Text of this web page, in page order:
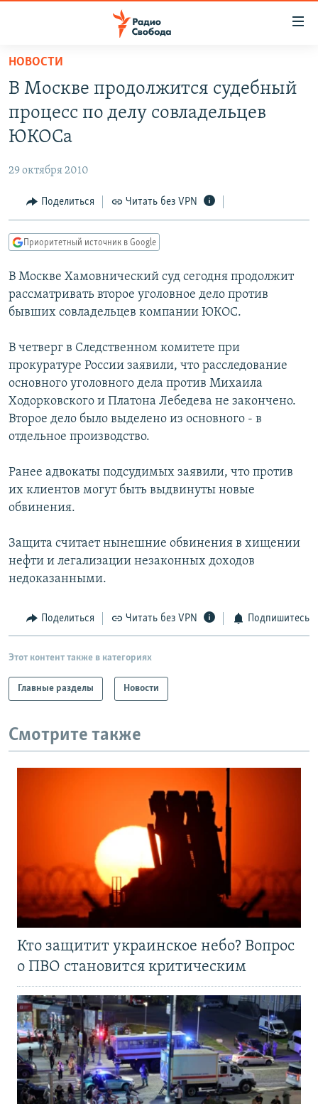
упрощенного
доступа
основному
Вернутся
Вернутся
поиску
АВТОРСКИЕ ПРОЕКТЫ
МНЕНИЯ
КУЛЬТУРА
КАВКАЗ.РЕАЛИИ
СЕВЕР.РЕАЛИИ
СИБИРЬ.РЕАЛИИ
ПОДПИШИТЕСЬ НА РАССЫЛКУ
СОЦИАЛЬНЫЕ СЕТИ
Все сайты РСЕ/РС
НОВОСТИ
В Москве продолжится судебный
процесс по делу совладельцев
ЮКОСа
29 октября 2010
Поделиться Читать без VPN
Приоритетный источник в Google
В Москве Хамовнический суд сегодня продолжит
рассматривать второе уголовное дело против
бывших совладельцев компании ЮКОС.
В четверг в Cледственном комитете при
прокуратуре России заявили, что расследование
основного уголовного дела против Михаила
Ходорковского и Платона Лебедева не закончено.
Второе дело было выделено из основного - в
отдельное производство.
Ранее адвокаты подсудимых заявили, что против
их клиентов могут быть выдвинуты новые
обвинения.
Защита считает нынешние обвинения в хищении
нефти и легализации незаконных доходов
недоказанными.
Поделиться Читать без VPN Подпишитесь
Этот контент также в категориях
Главные разделы Новости
Смотрите также
Кто защитит украинское небо? Вопрос
о ПВО становится критическим